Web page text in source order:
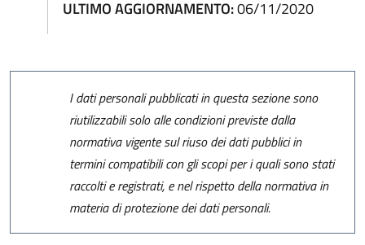
ULTIMO AGGIORNAMENTO:06/11/2020
I dati personali pubblicati in questa sezione sono
riutilizzabili solo alle condizioni previste dalla
normativa vigente sul riuso dei dati pubblici in
termini compatibili con gli scopi per i quali sono stati
raccolti e registrati, e nel rispetto della normativa in
materia di protezione dei dati personali.